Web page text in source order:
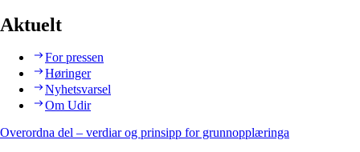
Aktuelt
For pressen
Høringer
Nyhetsvarsel
Om Udir
Overordna del – verdiar og prinsipp for grunnopplæringa